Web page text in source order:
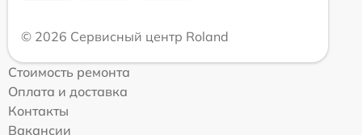
© 2026 Сервисный центр Roland
Стоимость ремонта
Оплата и доставка
Контакты
Вакансии